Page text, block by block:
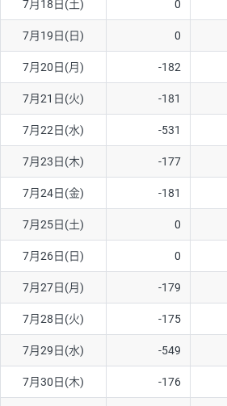
7月18日(土) 0
7月19日(日) 0
7月20日(月) -182
7月21日(火) -181
7月22日(水) -531
7月23日(木) -177
7月24日(金) -181
7月25日(土) 0
7月26日(日) 0
7月27日(月) -179
7月28日(火) -175
7月29日(水) -549
7月30日(木) -176